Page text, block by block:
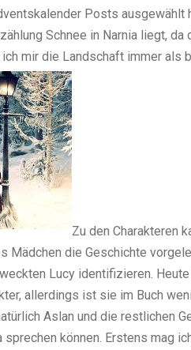
Posts ausgewählt
Schnee in Narnia liegt,
mir die Landschaft immer als
Zu den Charakteren
Mädchen die Geschichte
Lucy identifizieren.
allerdings ist sie im Buch
Aslan und die restlichen
sprechen können. Erstens mag